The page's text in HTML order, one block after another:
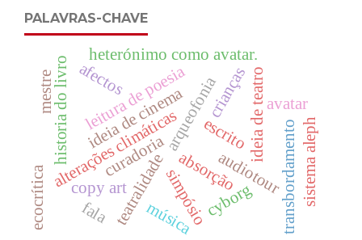
PALAVRAS-CHAVE
escrito
arqueofonia
curadoria
alterações climáticas audiotour
ideia de teatro
ideia de cinema
absorção
teatralidade transbordamento
historia do livro avatar
cyborg
heterónimo como avatar.
copy art
crianças
ecocrítica
leitura de poesia
simpósio
afectos
sistema aleph
mestre
música
fala